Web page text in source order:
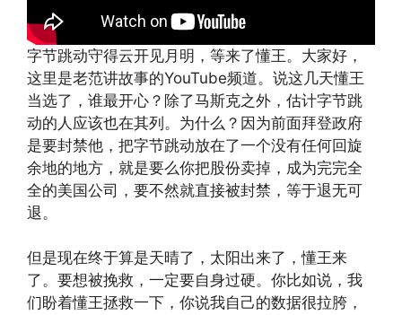
字节跳动守得云开见月明，等来了懂王。大家好，
这里是老范讲故事的YouTube频道。说这几天懂王
当选了，谁最开心？除了马斯克之外，估计字节跳
动的人应该也在其列。为什么？因为前面拜登政府
是要封禁他，把字节跳动放在了一个没有任何回旋
余地的地方，就是要么你把股份卖掉，成为完完全
全的美国公司，要不然就直接被封禁，等于退无可
退。
但是现在终于算是天晴了，太阳出来了，懂王来
了。要想被挽救，一定要自身过硬。你比如说，我
们盼着懂王拯救一下，你说我自己的数据很拉胯，